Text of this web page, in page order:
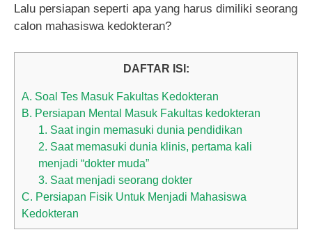
Lalu persiapan seperti apa yang harus dimiliki seorang
calon mahasiswa kedokteran?
DAFTAR ISI:
A. Soal Tes Masuk Fakultas Kedokteran
B. Persiapan Mental Masuk Fakultas kedokteran
1. Saat ingin memasuki dunia pendidikan
2. Saat memasuki dunia klinis, pertama kali
menjadi “dokter muda”
3. Saat menjadi seorang dokter
C. Persiapan Fisik Untuk Menjadi Mahasiswa
Kedokteran